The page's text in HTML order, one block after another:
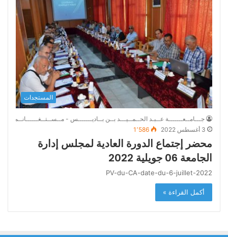
المستجدات
جـــامــعـــــــة عــبـد الحــمــيـــد بــن بــاديـــــــس - مــســتــغــــــانــم
3 أغسطس 2022
1٬586
محضر إجتماع الدورة العادية لمجلس إدارة
الجامعة 06 جويلية 2022
PV-du-CA-date-du-6-juillet-2022
أكمل القراءة »